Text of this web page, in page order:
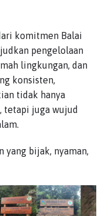
komitmen Balai
pengelolaan
lingkungan, dan
konsisten,
tidak hanya
tetapi juga wujud
yang bijak, nyaman,